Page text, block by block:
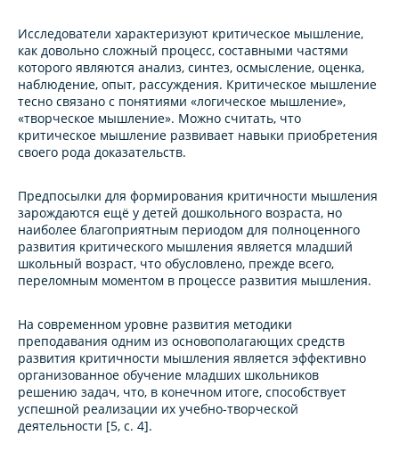
Исследователи характеризуют критическое мышление,
как довольно сложный процесс, составными частями
которого являются анализ, синтез, осмысление, оценка,
наблюдение, опыт, рассуждения. Критическое мышление
тесно связано с понятиями «логическое мышление»,
«творческое мышление». Можно считать, что
критическое мышление развивает навыки приобретения
своего рода доказательств.
Предпосылки для формирования критичности мышления
зарождаются ещё у детей дошкольного возраста, но
наиболее благоприятным периодом для полноценного
развития критического мышления является младший
школьный возраст, что обусловлено, прежде всего,
переломным моментом в процессе развития мышления.
На современном уровне развития методики
преподавания одним из основополагающих средств
развития критичности мышления является эффективно
организованное обучение младших школьников
решению задач, что, в конечном итоге, способствует
успешной реализации их учебно-творческой
деятельности [5, с. 4].